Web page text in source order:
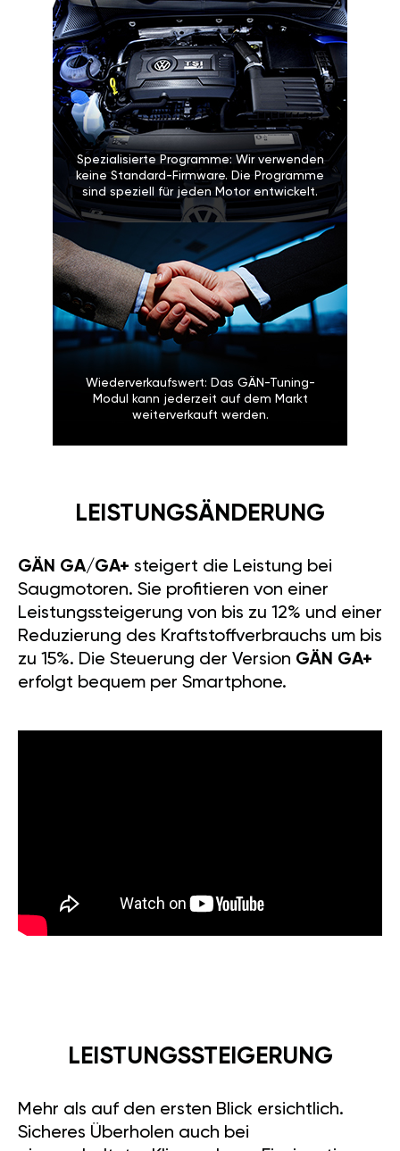
Spezialisierte Programme: Wir verwenden
keine Standard-Firmware. Die Programme
sind speziell für jeden Motor entwickelt.
Wiederverkaufswert: Das GÄN-Tuning-
Modul kann jederzeit auf dem Markt
weiterverkauft werden.
LEISTUNGSÄNDERUNG
GÄN GA/GA+ steigert die Leistung bei
Saugmotoren. Sie profitieren von einer
Leistungssteigerung von bis zu 12% und einer
Reduzierung des Kraftstoffverbrauchs um bis
zu 15%. Die Steuerung der Version GÄN GA+
erfolgt bequem per Smartphone.
LEISTUNGSSTEIGERUNG
Mehr als auf den ersten Blick ersichtlich.
Sicheres Überholen auch bei